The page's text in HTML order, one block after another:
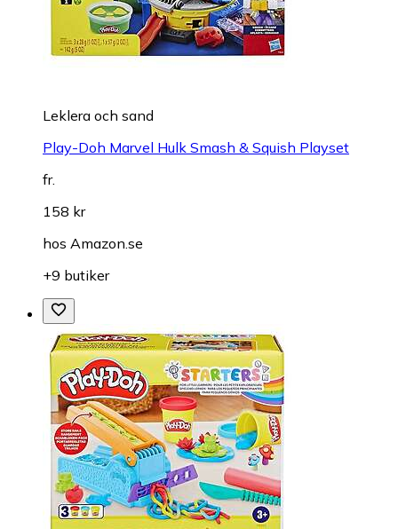
Leklera och sand
Play-Doh Marvel Hulk Smash & Squish Playset
fr.
158 kr
hos Amazon.se
+9 butiker